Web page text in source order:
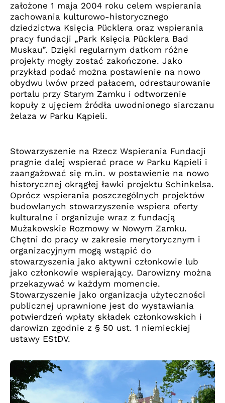
założone 1 maja 2004 roku celem wspierania
zachowania kulturowo-historycznego
dziedzictwa Księcia Pücklera oraz wspierania
pracy fundacji „Park Księcia Pücklera Bad
Muskau”. Dzięki regularnym datkom różne
projekty mogły zostać zakończone. Jako
przykład podać można postawienie na nowo
obydwu lwów przed pałacem, odrestaurowanie
portalu przy Starym Zamku i odtworzenie
kopuły z ujęciem źródła uwodnionego siarczanu
żelaza w Parku Kąpieli.
Stowarzyszenie na Rzecz Wspierania Fundacji
pragnie dalej wspierać prace w Parku Kąpieli i
zaangażować się m.in. w postawienie na nowo
historycznej okrągłej ławki projektu Schinkelsa.
Oprócz wspierania poszczególnych projektów
budowlanych stowarzyszenie wspiera oferty
kulturalne i organizuje wraz z fundacją
Mużakowskie Rozmowy w Nowym Zamku.
Chętni do pracy w zakresie merytorycznym i
organizacyjnym mogą wstąpić do
stowarzyszenia jako aktywni członkowie lub
jako członkowie wspierający. Darowizny można
przekazywać w każdym momencie.
Stowarzyszenie jako organizacja użyteczności
publicznej uprawnione jest do wystawiania
potwierdzeń wpłaty składek członkowskich i
darowizn zgodnie z § 50 ust. 1 niemieckiej
ustawy EStDV.